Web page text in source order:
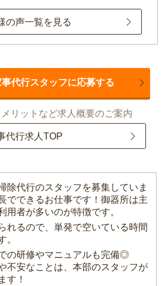
の声一覧を見る
代行スタッフに応募する
リットなど求人概要のご案内
代行求人TOP
除代行のスタッフを募集していま
でできるお仕事です！御器所は主
用者が多いのが特徴です。
れるので、単発で空いている時間
。
の研修やマニュアルも完備◎
不安なことは、本部のスタッフが
す！